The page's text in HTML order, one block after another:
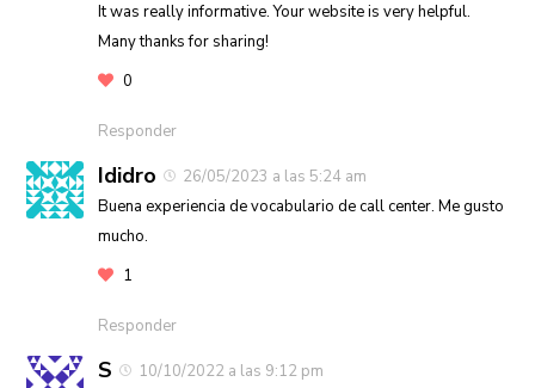
It was really informative. Your website is very helpful.
Many thanks for sharing!
0
Responder
Ididro
26/05/2023 a las 5:24 am
Buena experiencia de vocabulario de call center. Me gusto
mucho.
1
Responder
S
10/10/2022 a las 9:12 pm